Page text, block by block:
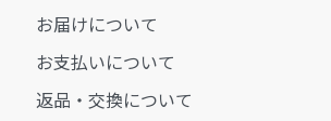
お届けについて
お支払いについて
返品・交換について